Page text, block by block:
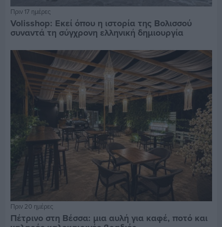
Πριν 17 ημέρες
Volisshop: Εκεί όπου η ιστορία της Βολισσού
συναντά τη σύγχρονη ελληνική δημιουργία
Πριν 20 ημέρες
Πέτρινο στη Βέσσα: μια αυλή για καφέ, ποτό και